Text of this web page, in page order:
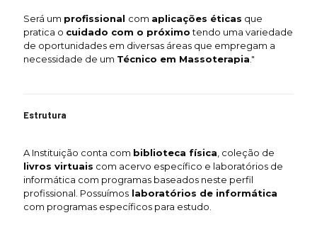
Será um profissional com aplicações éticas que
pratica o cuidado com o próximotendo uma variedade
de oportunidades em diversas áreas que empregam a
necessidade de um Técnico em Massoterapia ."
Estrutura
A Instituição conta com biblioteca física , coleção de
livros virtuais com acervo específico e laboratórios de
informática com programas baseados neste perfil
profissional. Possuímos laboratórios de informática
com programas específicos para estudo.